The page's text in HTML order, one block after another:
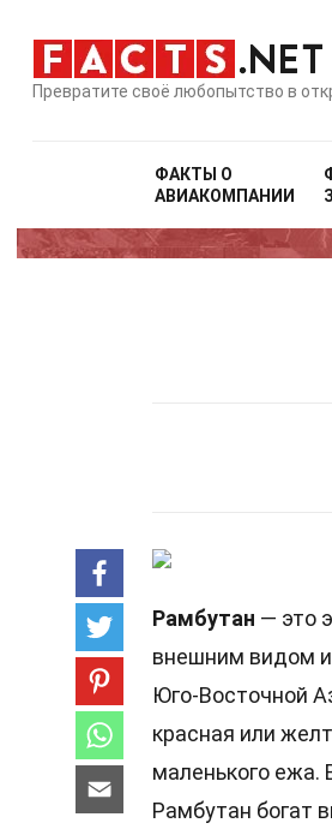
Превратите своё любопытство в
ФАКТЫ О
АВИАКОМПАНИИ
Рамбутан — это
внешним видом
Юго-Восточной
красная или
маленького ежа.
Рамбутан богат